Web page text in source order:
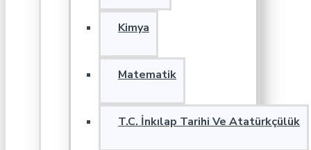
Kimya
Matematik
T.C. İnkılap Tarihi Ve Atatürkçülük